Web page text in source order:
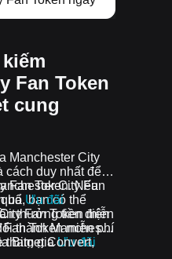
Fan Token
cung
Manchester City
cách duy nhất để
Fan Token. Nếu
bổ, bạn có thể
Fan Token miễn
City Fan
quaƯu đãi
Token miễn phí
tham giaƯu đãi
thưởng tiền điện
thành Manchester
Bitget Convert,